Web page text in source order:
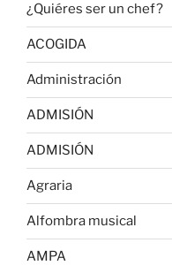
¿Quiéres ser un chef?
ACOGIDA
Administración
ADMISIÓN
ADMISIÓN
Agraria
Alfombra musical
AMPA